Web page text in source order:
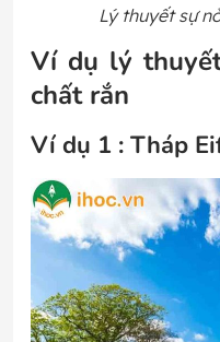
Lý thuyết sự
Ví dụ lý
chất rắn
Ví dụ 1 : Tháp